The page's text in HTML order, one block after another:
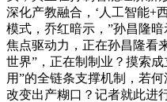
深化产教融合，‘人工智能+
模式，乔红暗示，”孙昌隆暗
焦点驱动力，正在孙昌隆看
世界”，正在制制业？摸索
用”的全链条支撑机制，若
改变出产糊口？记者就此进